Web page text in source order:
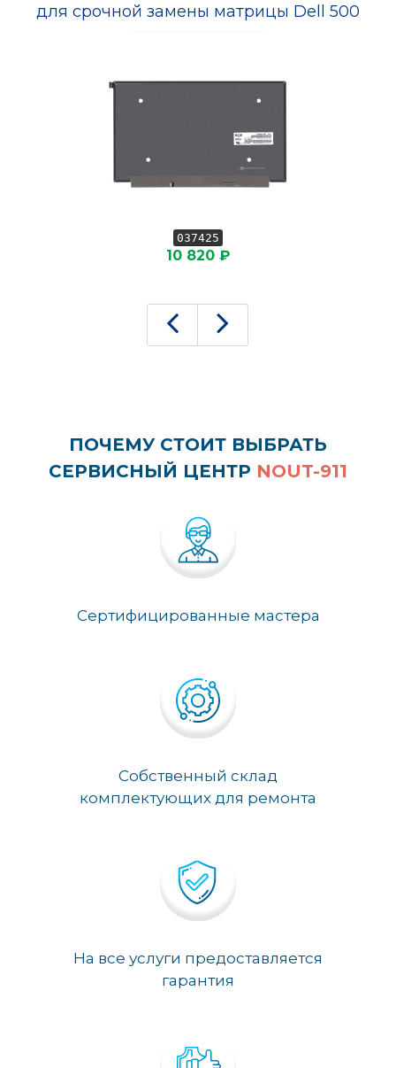
для срочной замены матрицы Dell 500
037425
10 820 ₽
ПОЧЕМУ СТОИТ ВЫБРАТЬ
СЕРВИСНЫЙ ЦЕНТР NOUT-911
Сертифицированные мастера
Собственный склад
комплектующих для ремонта
На все услуги предоставляется
гарантия